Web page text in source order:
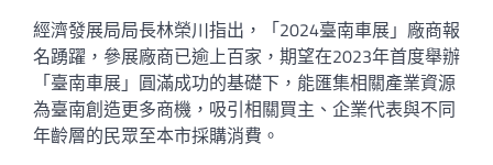
經濟發展局局長林榮川指出，「2024臺南車展」廠商報
名踴躍，參展廠商已逾上百家，期望在2023年首度舉辦
「臺南車展」圓滿成功的基礎下，能匯集相關產業資源
為臺南創造更多商機，吸引相關買主、企業代表與不同
年齡層的民眾至本市採購消費。